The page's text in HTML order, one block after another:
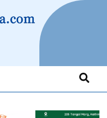
Interview, Opinions,
Media, Sports, Youth, Model